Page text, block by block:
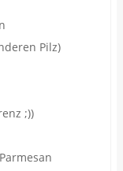
Pilz)
;))